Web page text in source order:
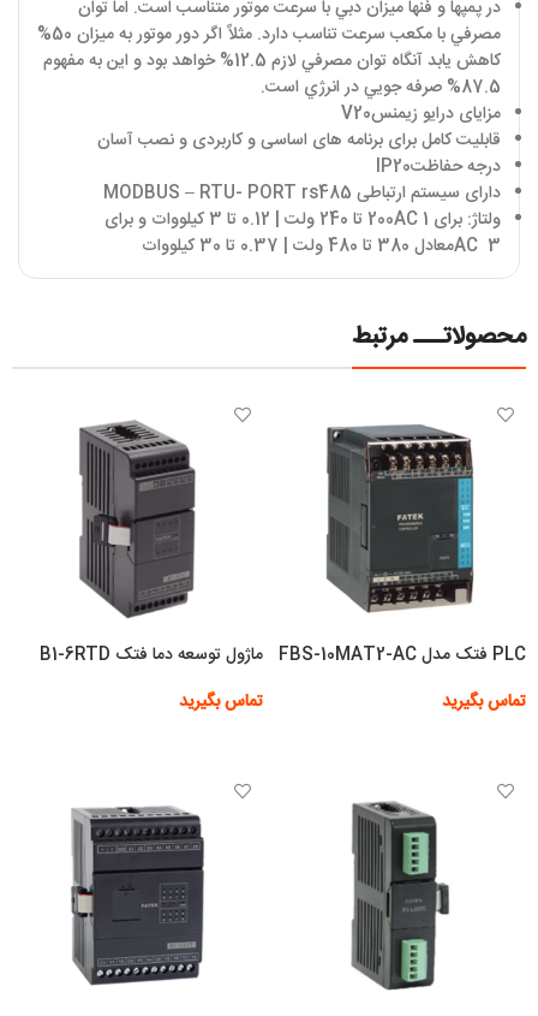
در پمپها و فنها ميزان دبي با سرعت موتور متناسب است. اما توان
مصرفي با مکعب سرعت تناسب دارد. مثلاً اگر دور موتور به ميزان 50%
کاهش يابد آنگاه توان مصرفي لازم 12.5% خواهد بود و اين به مفهوم
87.5% صرفه جويي در انرژي است.
مزایای درایو زیمنسV20
قابلیت کامل برای برنامه های اساسی و کاربردی و نصب آسان
درجه حفاظتIP20
دارای سیستم ارتباطی MODBUS – RTU- PORT rs485
ولتاژ: برای 1 AC
200 تا 240 ولت | 0.12 تا 3 کیلووات و برای
3
ACمعادل 380 تا 480 ولت | 0.37 تا 30 کیلووات
محصولاتـــ مرتبط
PLC فتک مدل FBS-10MAT2-AC
تماس بگیرید
ماژول توسعه دما فتک B1-6RTD
تماس بگیرید